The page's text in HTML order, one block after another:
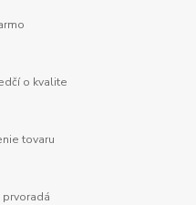
o kvalite
tovaru